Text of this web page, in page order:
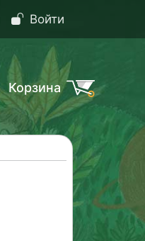
Войти
Корзина